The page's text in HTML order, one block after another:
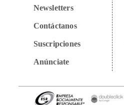
Newsletters
Contáctanos
Suscripciones
Anúnciate